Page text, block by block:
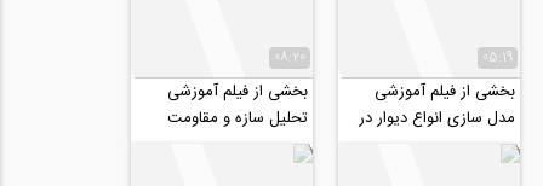
05:19
بخشی از فیلم آموزشی
مدل سازی انواع دیوار در
آباکوس (دیوار مصالح
بنایی)
08:20
بخشی از فیلم آموزشی
تحليل سازه و مقاومت
مصالح (ويژه ارشد و دكتری
عمران ٩٩)